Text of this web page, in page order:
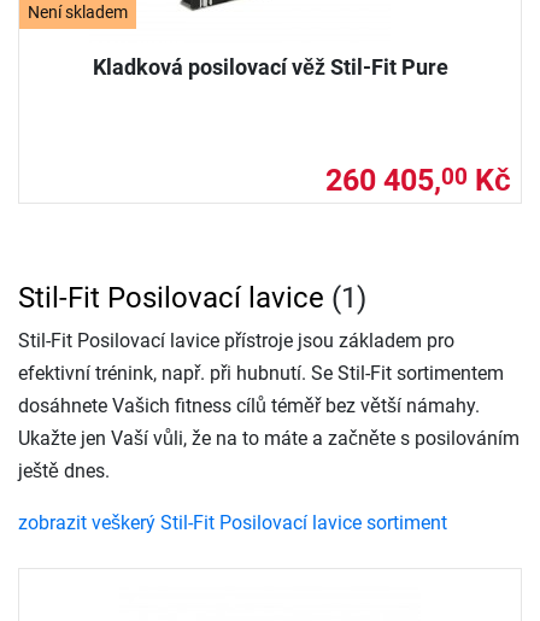
Není skladem
Kladková posilovací věž Stil-Fit Pure
260 405,00 Kč
Stil-Fit Posilovací lavice (1)
Stil-Fit Posilovací lavice přístroje jsou základem pro
efektivní trénink, např. při hubnutí. Se Stil-Fit sortimentem
dosáhnete Vašich fitness cílů téměř bez větší námahy.
Ukažte jen Vaší vůli, že na to máte a začněte s posilováním
ještě dnes.
zobrazit veškerý Stil-Fit Posilovací lavice sortiment